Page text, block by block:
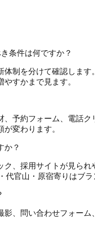
条件は何ですか？
制を分けて確認しま
すかまで見ます。
予約フォーム、電話
変わります。
か？
、採用サイトが見ら
官山・原宿寄りはブ
、問い合わせフォー